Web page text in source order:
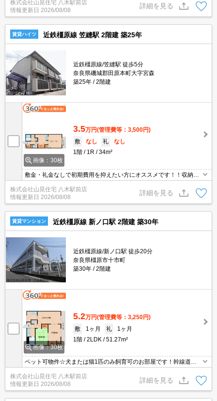
す(^^♪国道24号線にも出やすく、通勤やお買い物などお車でのお出
かけにも便利な立地♪1Ｆはテラスで2Ｆにベランダがあり(^_^)
株式会社山晃住宅 八木駅前店
情報更新日 2026/08/08
詳細を見る
賃貸ハイツ 近鉄橿原線 笠縫駅 2階建 築25年
近鉄橿原線/笠縫駅 徒歩5分
奈良県磯城郡田原本町大字宮森
築25年
2階建
画像：30枚
3.5万円(管理費等：3,500円)
敷
なし 礼
なし
1階
1R 34m²
敷金・礼金なしで初期費用を抑えたい方にオススメです！！収納が
多くお部屋をスッキリお使い頂けますよ(*^_^*)お風呂・トイレ別の
セパレートタイプ！！駅近く電車通勤便利ですよ＼(^o^)／
株式会社山晃住宅 八木駅前店
情報更新日 2026/08/08
詳細を見る
賃貸マンション 近鉄橿原線 新ノ口駅 2階建 築30年
近鉄橿原線/新ノ口駅 徒歩20分
奈良県橿原市十市町
築30年
2階建
画像：30枚
5.2万円(管理費等：3,250円)
敷
1ヶ月 礼
1ヶ月
1階
2LDK 51.27m²
ペット可物件☆犬または猫1匹のみ飼育可のお部屋です！幹線道路
ッキリお使い頂けますよ＼(^o^)／是非、お問い合わせ下さいませ！
株式会社山晃住宅 八木駅前店
情報更新日 2026/08/08
詳細を見る